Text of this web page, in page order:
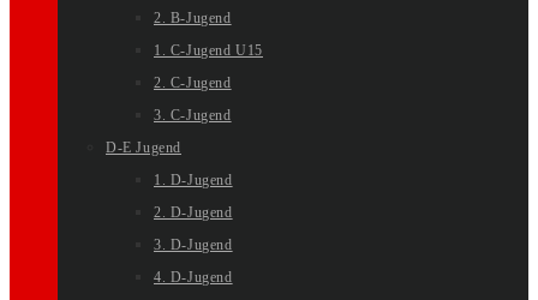
2. B-Jugend
1. C-Jugend U15
2. C-Jugend
3. C-Jugend
D-E Jugend
1. D-Jugend
2. D-Jugend
3. D-Jugend
4. D-Jugend